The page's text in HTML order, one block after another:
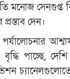
মনোজ সেনগুপ্ত
দেন।
পর্যালোচনার
পাচ্ছে,